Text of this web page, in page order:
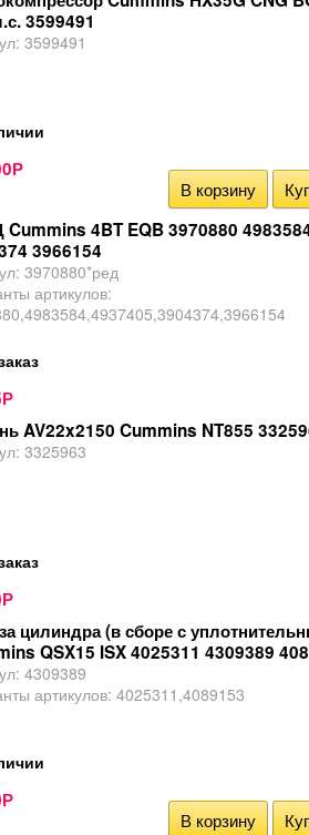
3599491
3599491
Р
В корзину
4BT EQB 3970880
3966154
3970880*ред
артикулов:
Р
AV22x2150 Cummins NT855
3325963
Р
цилиндра (в сборе с
QSX15 ISX 4025311 4309389
4309389
артикулов: 4025311,4089153
Р
В корзину